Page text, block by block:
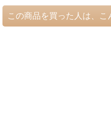
この商品を買った人は、